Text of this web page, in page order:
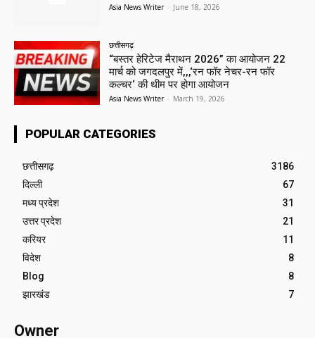
Asia News Writer - June 18, 2026
छत्तीसगढ़
“बस्तर हेरिटेज मैराथन 2026” का आयोजन 22
मार्च को जगदलपुर में,,,‘रन फॉर नेचर-रन फॉर
कल्चर‘ की थीम पर होगा आयोजन
Asia News Writer - March 19, 2026
POPULAR CATEGORIES
छत्तीसगढ़
3186
दिल्ली
67
मध्य प्रदेश
31
उत्तर प्रदेश
21
करियर
11
विदेश
8
Blog
8
झारखंड
7
Owner